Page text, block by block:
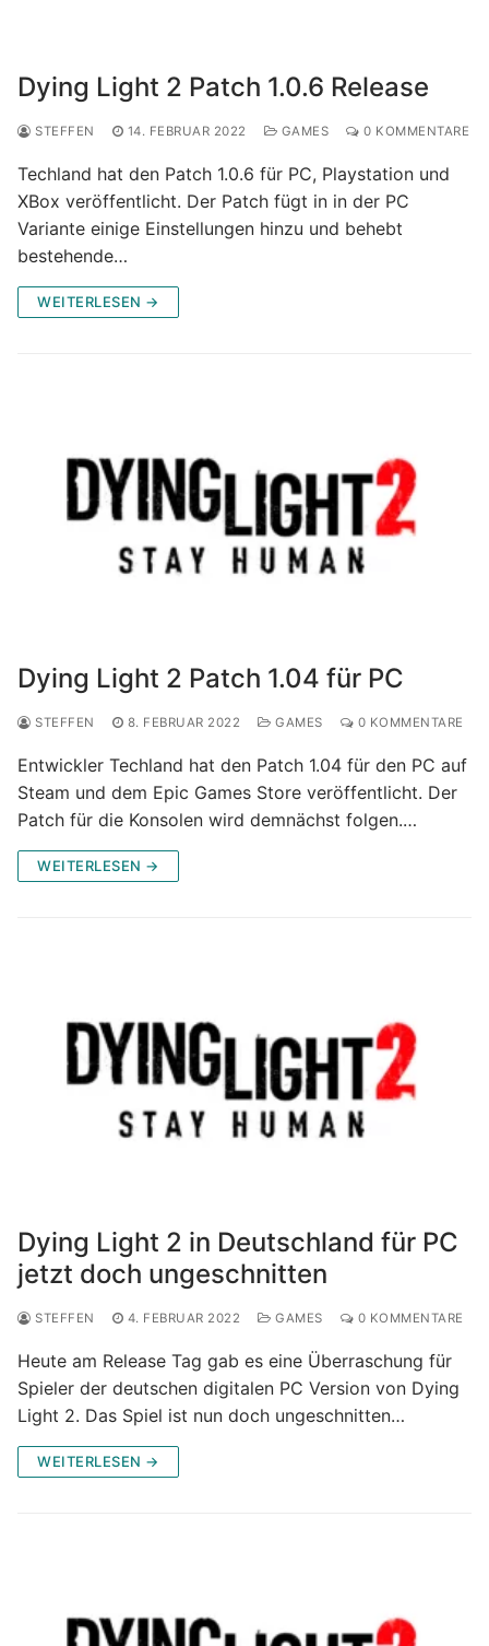
Dying Light 2 Patch 1.0.6 Release
STEFFEN 14. FEBRUAR 2022 GAMES 0 KOMMENTARE
Techland hat den Patch 1.0.6 für PC, Playstation und
XBox veröffentlicht. Der Patch fügt in in der PC
Variante einige Einstellungen hinzu und behebt
bestehende…
WEITERLESEN →
Dying Light 2 Patch 1.04 für PC
STEFFEN 8. FEBRUAR 2022 GAMES 0 KOMMENTARE
Entwickler Techland hat den Patch 1.04 für den PC auf
Steam und dem Epic Games Store veröffentlicht. Der
Patch für die Konsolen wird demnächst folgen.…
WEITERLESEN →
Dying Light 2 in Deutschland für PC
jetzt doch ungeschnitten
STEFFEN 4. FEBRUAR 2022 GAMES 0 KOMMENTARE
Heute am Release Tag gab es eine Überraschung für
Spieler der deutschen digitalen PC Version von Dying
Light 2. Das Spiel ist nun doch ungeschnitten…
WEITERLESEN →